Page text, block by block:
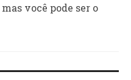
você pode ser o